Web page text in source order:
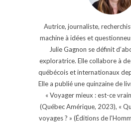
Autrice, journaliste,
machine à idées et
Julie Gagnon se définit
exploratrice. Elle collabore à
québécois et internationaux
Elle a publié une quinzaine de
« Voyager mieux : est-ce
(Québec Amérique, 2023), «
voyages ? » (Éditions de